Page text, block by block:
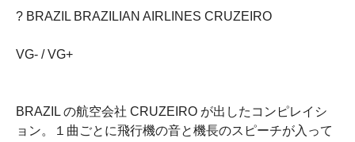
? BRAZIL BRAZILIAN AIRLINES CRUZEIRO
VG- / VG+
BRAZIL の航空会社 CRUZEIRO が出したコンピレイシ
ョン。１曲ごとに飛行機の音と機長のスピーチが入って